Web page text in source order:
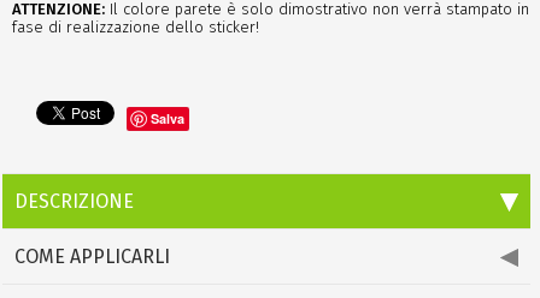
ATTENZIONE: Il colore parete è solo dimostrativo non verrà stampato in
fase di realizzazione dello sticker!
Salva
DESCRIZIONE
COME APPLICARLI